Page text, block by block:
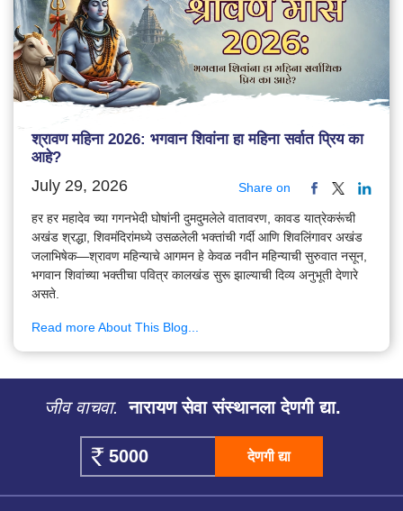
श्रावण महिना 2026: भगवान शिवांना हा महिना सर्वात प्रिय का
आहे?
July 29, 2026 Share on
हर हर महादेव च्या गगनभेदी घोषांनी दुमदुमलेले वातावरण, कावड यात्रेकरूंची
अखंड श्रद्धा, शिवमंदिरांमध्ये उसळलेली भक्तांची गर्दी आणि शिवलिंगावर अखंड
जलाभिषेक—श्रावण महिन्याचे आगमन हे केवळ नवीन महिन्याची सुरुवात नसून,
भगवान शिवांच्या भक्तीचा पवित्र कालखंड सुरू झाल्याची दिव्य अनुभूती देणारे
असते.
Read more About This Blog...
जीव वाचवा. नारायण सेवा संस्थानला देणगी द्या.
देणगी द्या